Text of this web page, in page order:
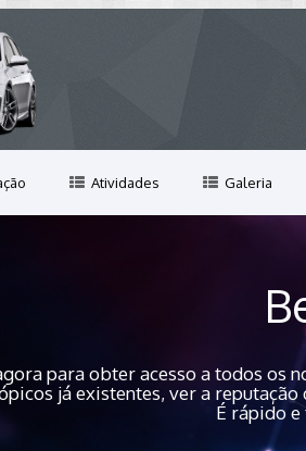
Atividades Galeria
para obter acesso a todos os
já existentes, ver a
É rápido